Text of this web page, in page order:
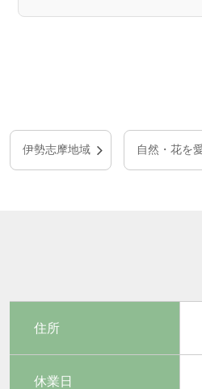
伊勢志摩地域 自然・花を
住所
休業日